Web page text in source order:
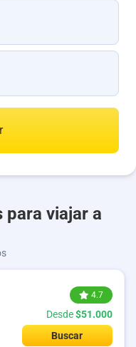
para viajar a
4.7
Desde$51.000
Buscar